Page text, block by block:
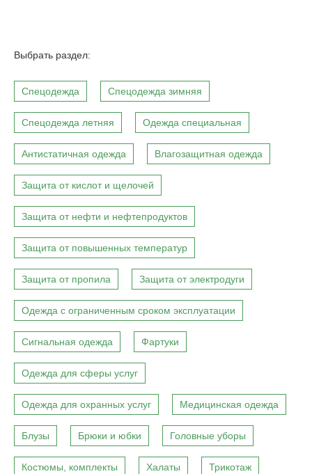
Выбрать раздел:
Спецодежда Спецодежда зимняя
Спецодежда летняя Одежда специальная
Антистатичная одежда Влагозащитная одежда
Защита от кислот и щелочей
Защита от нефти и нефтепродуктов
Защита от повышенных температур
Защита от пропила Защита от электродуги
Одежда с ограниченным сроком эксплуатации
Сигнальная одежда Фартуки
Одежда для сферы услуг
Одежда для охранных услуг Медицинская одежда
Блузы Брюки и юбки Головные уборы
Костюмы, комплекты Халаты Трикотаж